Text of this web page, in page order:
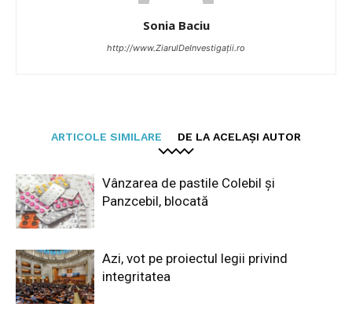
Sonia Baciu
http://www.ZiarulDeInvestigații.ro
ARTICOLE SIMILARE DE LA ACELAȘI AUTOR
Vânzarea de pastile Colebil și
Panzcebil, blocată
Azi, vot pe proiectul legii privind
integritatea